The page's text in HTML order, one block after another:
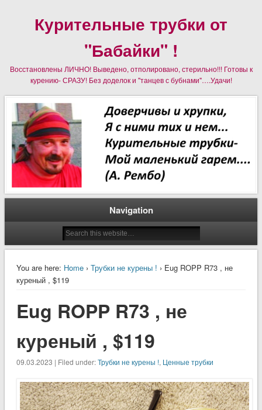
Курительные трубки от
"Бабайки" !
Восстановлены ЛИЧНО! Выведено, отполировано, стерильно!!! Готовы к
курению- СРАЗУ! Без доделок и "танцев с бубнами"….Удачи!
Navigation
You are here: Home› Трубки не курены ! › Eug ROPP R73 , не
куреный , $119
Eug ROPP R73 , не
куреный , $119
09.03.2023 | Filed under:Трубки не курены !, Ценные трубки